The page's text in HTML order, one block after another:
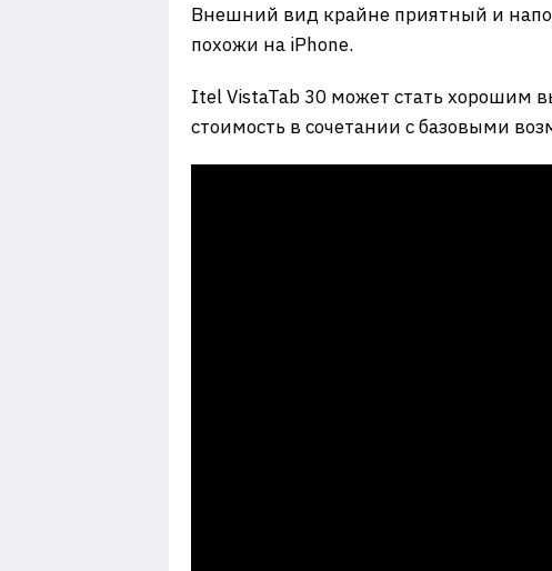
Внешний вид крайне приятный и
похожи на iPhone.
Itel VistaTab 30 может стать хорошим
стоимость в сочетании с базовыми